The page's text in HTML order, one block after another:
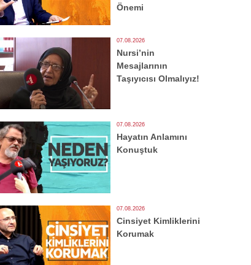
Önemi
07.08.2026
Nursi’nin
Mesajlarının
Taşıyıcısı Olmalıyız!
07.08.2026
Hayatın Anlamını
Konuştuk
07.08.2026
Cinsiyet Kimliklerini
Korumak